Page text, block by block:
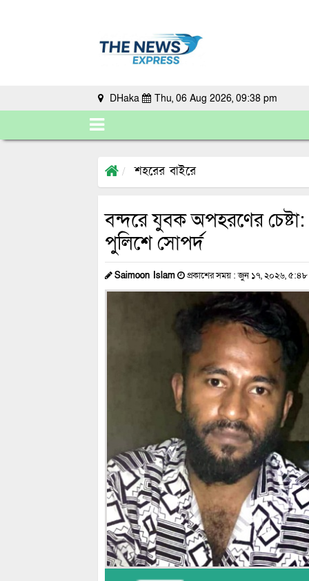
DHaka Thu, 06 Aug 2026, 09:38 pm
শহরের বাইরে
বন্দরে যুবক অপহরণের
পুলিশে সোপর্দ
Saimoon Islam প্রকাশের সময় : জুন ১৭, ২০২৬,